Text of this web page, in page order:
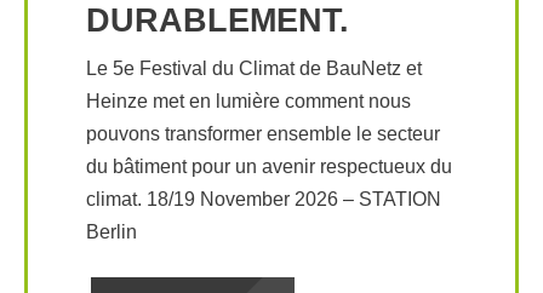
DURABLEMENT.
Le 5e Festival du Climat de BauNetz et
Heinze met en lumière comment nous
pouvons transformer ensemble le secteur
du bâtiment pour un avenir respectueux du
climat. 18/19 November 2026 – STATION
Berlin